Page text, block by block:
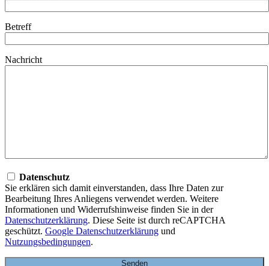
Betreff
Nachricht
Datenschutz
Sie erklären sich damit einverstanden, dass Ihre Daten zur
Bearbeitung Ihres Anliegens verwendet werden. Weitere
Informationen und Widerrufshinweise finden Sie in der
Datenschutzerklärung. Diese Seite ist durch reCAPTCHA
geschützt. Google Datenschutzerklärung und
Nutzungsbedingungen.